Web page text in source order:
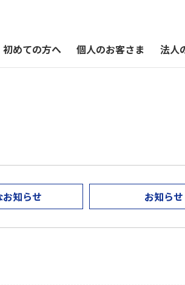
初めての方へ 個人のお客さま 法人
知らせ お知らせ